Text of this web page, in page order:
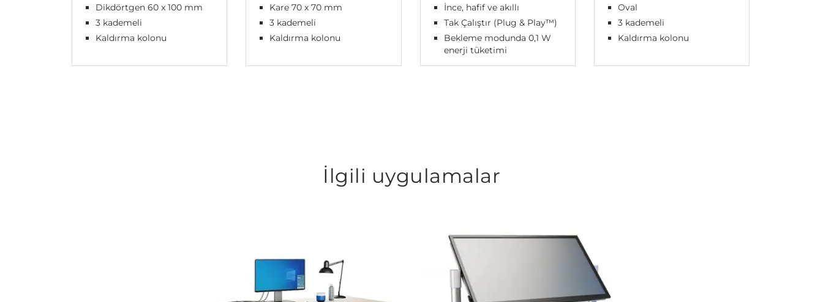
Dikdörtgen 60 x 100 mm
3 kademeli
Kaldırma kolonu
Kare 70 x 70 mm
3 kademeli
Kaldırma kolonu
İnce, hafif ve akıllı
Tak Çalıştır (Plug & Play™)
Bekleme modunda 0,1 W
enerji tüketimi
Oval
3 kademeli
Kaldırma kolonu
İlgili uygulamalar